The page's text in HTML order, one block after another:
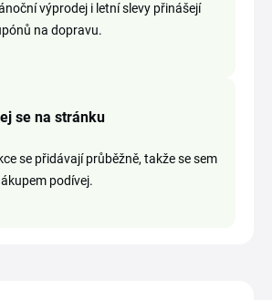
výprodej i letní slevy přinášejí
na dopravu.
se na stránku
se přidávají průběžně, takže se sem
podívej.